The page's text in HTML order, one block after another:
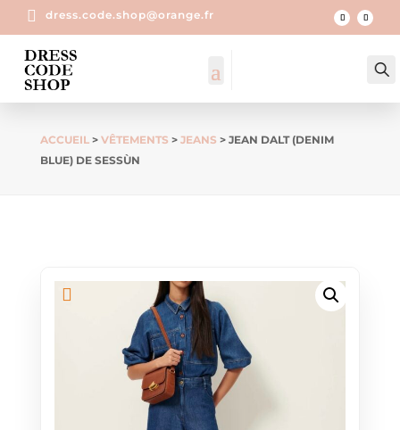
 dress.code.shop@orange.fr
ACCUEIL> VÊTEMENTS > JEANS > JEAN DALT (DENIM
BLUE) DE SESSÙN